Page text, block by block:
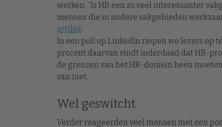
werken. “Is HR een zo veel interessanter
mensen die in andere vakgebieden
artikel.
In een poll op LinkedIn riepen we lezers op
procent daarvan vindt inderdaad dat HR-
de grenzen van het HR-domein heen
van niet.
Wel geswitcht
Verder reageerden veel mensen met een